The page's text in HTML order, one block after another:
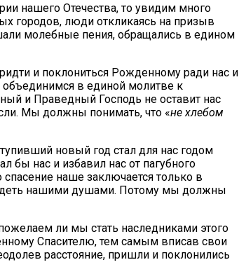
нашего Отечества, то увидим много
городов, люди откликаясь на призыв
молебные пения, обращались в едином
и поклониться Рожденному ради нас и
объединимся в единой молитве к
и Праведный Господь не оставит нас
Мы должны понимать, что «не хлебом
новый год стал для нас годом
бы нас и избавил нас от пагубного
наше заключается только в
нашими душами. Потому мы должны
ли мы стать наследниками этого
Спасителю, тем самым вписав свои
расстояние, пришли и поклонились